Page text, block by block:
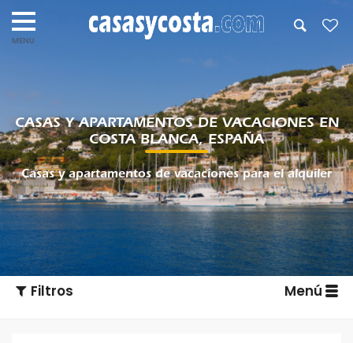
CASAS Y APARTAMENTOS DE VACACIONES EN
COSTA BLANCA, ESPAÑA
Casas y apartamentos de vacaciones para el alquiler
Filtros Menú